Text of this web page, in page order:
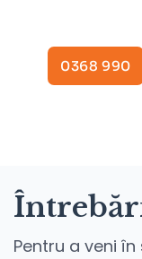
0368 990
Pentru a veni